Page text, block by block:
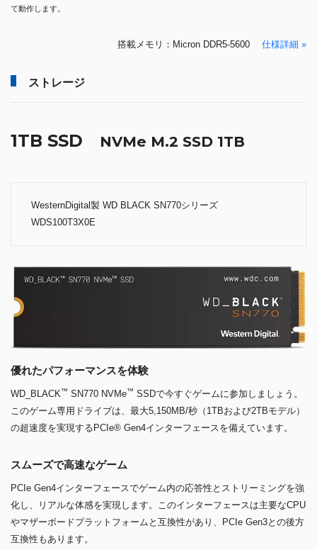
て動作します。
搭載メモリ：Micron DDR5-5600 仕様詳細 »
ストレージ
1TB SSD NVMe M.2 SSD 1TB
WesternDigital製 WD BLACK SN770シリーズ
WDS100T3X0E
優れたパフォーマンスを体験
WD_BLACK™ SN770 NVMe™ SSDで今すぐゲームに参加しましょう。
このゲーム専用ドライブは、最大5,150MB/秒（1TBおよび2TBモデル）
の超速度を実現するPCIe® Gen4インターフェースを備えています。
スムーズで高速なゲーム
PCIe Gen4インターフェースでゲーム内の応答性とストリーミングを強
化し、リアルな体感を実現します。このインターフェースは主要なCPU
やマザーボードプラットフォームと互換性があり、PCIe Gen3との後方
互換性もあります。